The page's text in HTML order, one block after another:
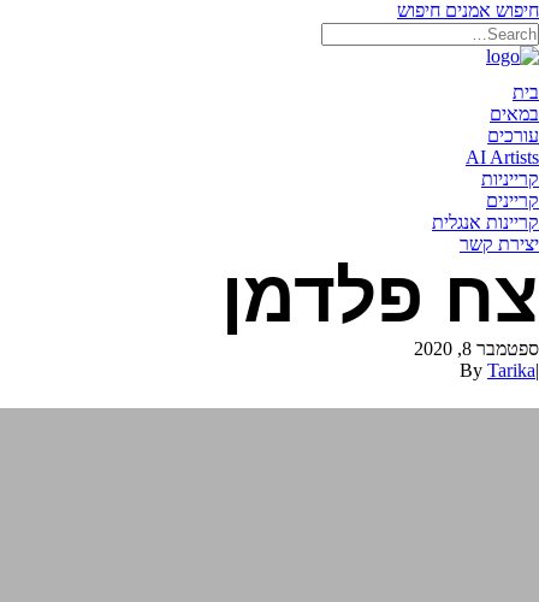
חיפוש אמנים חיפוש
בית
במאים
עורכים
AI Artists
קרייניות
קריינים
קריינות אנגלית
יצירת קשר
צח פלדמן
ספטמבר 8, 2020
|
By Tarika